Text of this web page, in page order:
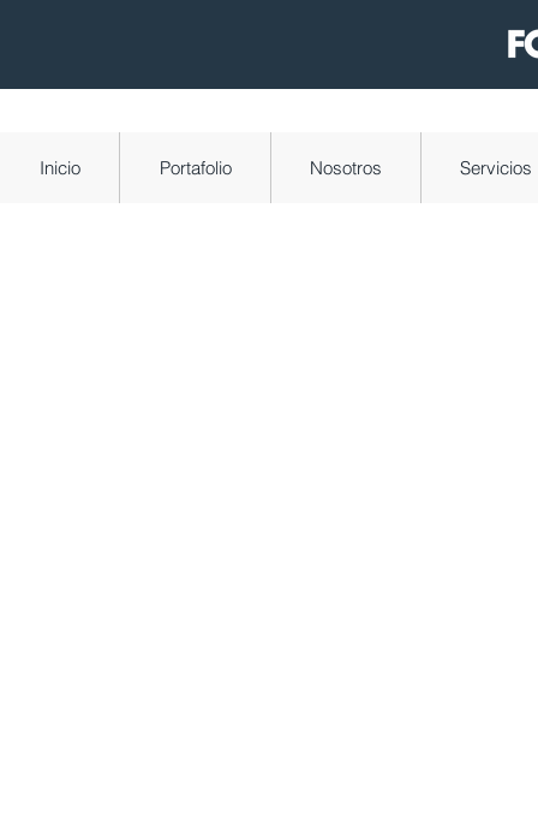
Inicio Portafolio Nosotros Servicios